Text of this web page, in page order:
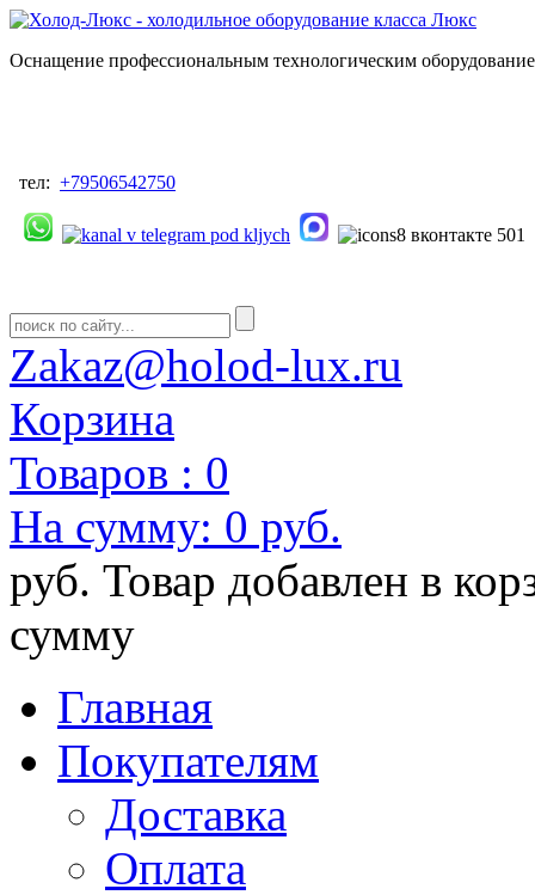
Оснащение профессиональным технологическим
тел: +79506542750
Zakaz@holod-lux.ru
Корзина
Товаров : 0
На сумму: 0 руб.
руб. Товар добавлен в
сумму
Главная
Покупателям
Доставка
Оплата